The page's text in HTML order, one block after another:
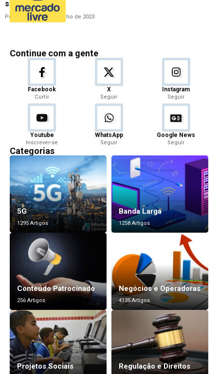
streaming
Por Cleane Lima26 de julho de 2023
Continue com a gente
Facebook
Curtir
X
Seguir
Instagram
Seguir
Youtube
Inscrever-se
WhatsApp
Seguir
Google News
Seguir
Categorias
5G
1295 Artigos
Banda Larga
1258 Artigos
Conteúdo Patrocinado
256 Artigos
Negócios e Operadoras
4135 Artigos
Projetos Sociais Regulação e Direitos